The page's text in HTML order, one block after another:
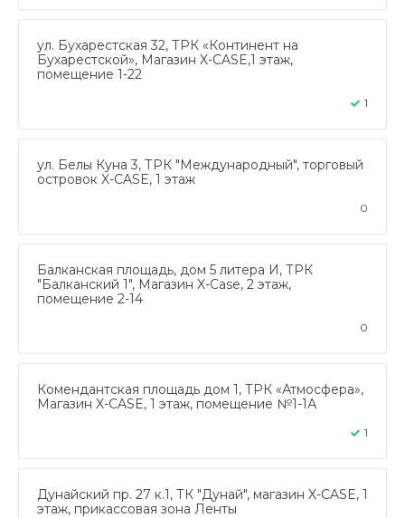
ул. Бухарестская 32, ТРК «Континент на
Бухарестской», Магазин X-CASE,1 этаж,
помещение 1-22
1
ул. Белы Куна 3, ТРК "Международный", торговый
островок X-CASE, 1 этаж
0
Балканская площадь, дом 5 литера И, ТРК
"Балканский 1", Магазин X-Case, 2 этаж,
помещение 2-14
0
Комендантская площадь дом 1, ТРК «Атмосфера»,
Магазин X-CASE, 1 этаж, помещение №1-1А
1
Дунайский пр. 27 к.1, ТК "Дунай", магазин X-CASE, 1
этаж, прикассовая зона Ленты